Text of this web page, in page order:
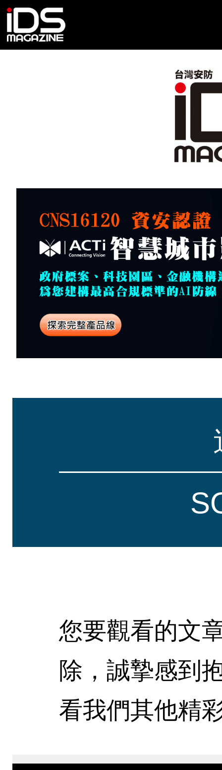
您要觀看的文
除，誠摯感到
看我們其他精